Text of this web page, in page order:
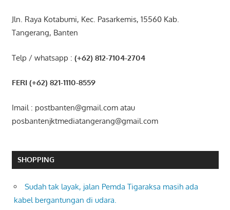
Jln. Raya Kotabumi, Kec. Pasarkemis, 15560 Kab.
Tangerang, Banten
Telp / whatsapp : (+62) 812-7104-2704
FERI (+62) 821-1110-8559
Imail : postbanten@gmail.com atau
posbantenjktmediatangerang@gmail.com
SHOPPING
Sudah tak layak, jalan Pemda Tigaraksa masih ada
kabel bergantungan di udara.